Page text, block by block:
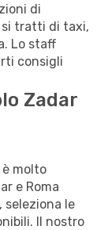
di
si tratti di taxi,
Lo staff
consigli
Zadar
molto
e Roma
le
Il nostro